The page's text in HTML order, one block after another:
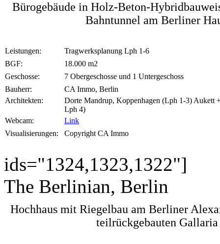
Bürogebäude in Holz-Beton-
Bahntunnel am Berliner
Leistungen:
Tragwerksplanung Lph 1-6
BGF:
18.000 m2
Geschosse:
7 Obergeschosse und 1 Untergeschoss
Bauherr:
CA Immo, Berlin
Architekten:
Dorte Mandrup, Koppenhagen (Lph 1-3) Aukett
Lph 4)
Webcam:
Link
Visualisierungen:
Copyright CA Immo
ids="1324,1323,1322"]
The Berlinian, Berlin
Hochhaus mit Riegelbau am Berliner
teilrückgebauten